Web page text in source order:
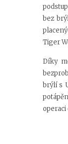
bez
Tiger
Díky
brýlí s
operaci